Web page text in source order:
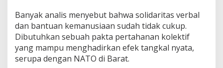
g
a
n
,
d
a
Banyak analis menyebut bahwa solidaritas verbal
dan bantuan kemanusiaan sudah tidak cukup.
Dibutuhkan sebuah pakta pertahanan kolektif
yang mampu menghadirkan efek tangkal nyata,
serupa dengan NATO di Barat.